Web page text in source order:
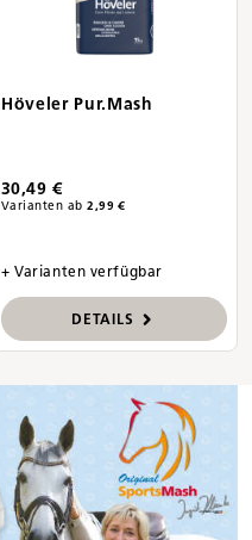
Höveler Pur.Mash
30,49 €
Varianten ab 2,99 €
+ Varianten verfügbar
DETAILS